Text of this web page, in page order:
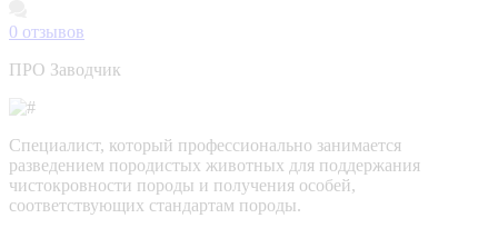
0 отзывов
ПРО Заводчик
Специалист, который профессионально занимается
разведением породистых животных для поддержания
чистокровности породы и получения особей,
соответствующих стандартам породы.